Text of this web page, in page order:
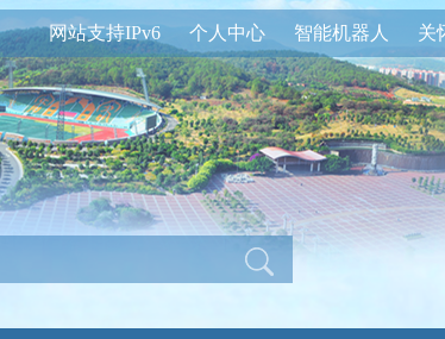
关
智能机器人
个人中心
网站支持IPv6